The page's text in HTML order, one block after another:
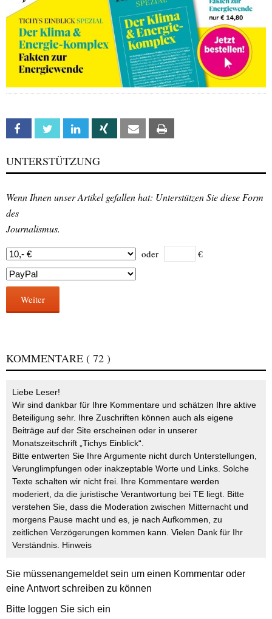
Facebook Twitter Linkedin Xing Email
UNTERSTÜTZUNG
Wenn Ihnen unser Artikel gefallen hat: Unterstützen Sie diese Form
des
Journalismus.
oder €
Weiter
KOMMENTARE ( 72 )
Liebe Leser!
Wir sind dankbar für Ihre Kommentare und schätzen Ihre aktive
Beteiligung sehr. Ihre Zuschriften können auch als eigene
Beiträge auf der Site erscheinen oder in unserer
Monatszeitschrift „Tichys Einblick“.
Bitte entwerten Sie Ihre Argumente nicht durch Unterstellungen,
Verunglimpfungen oder inakzeptable Worte und Links. Solche
Texte schalten wir nicht frei. Ihre Kommentare werden
moderiert, da die juristische Verantwortung bei TE liegt. Bitte
verstehen Sie, dass die Moderation zwischen Mitternacht und
morgens Pause macht und es, je nach Aufkommen, zu
zeitlichen Verzögerungen kommen kann. Vielen Dank für Ihr
Verständnis. Hinweis
Sie müssenangemeldetsein um einen Kommentar oder
eine Antwort schreiben zu können
Bitte loggen Sie sich ein